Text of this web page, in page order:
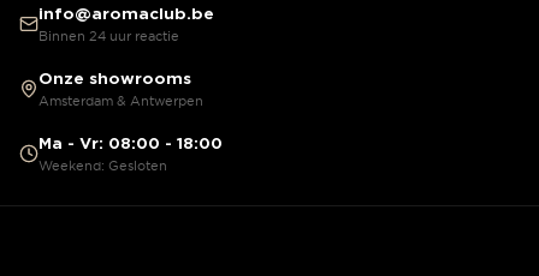
info@aromaclub.be
Binnen 24 uur reactie
Onze showrooms
Amsterdam & Antwerpen
Ma - Vr: 08:00 - 18:00
Weekend: Gesloten